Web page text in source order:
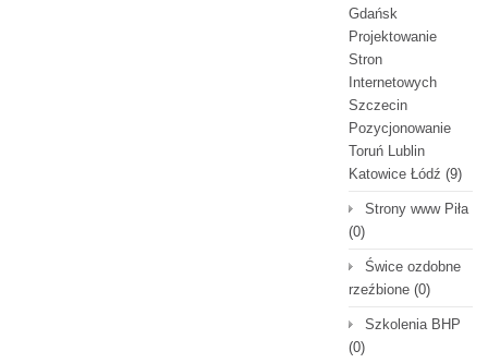
Gdańsk
Projektowanie
Stron
Internetowych
Szczecin
Pozycjonowanie
Toruń Lublin
Katowice Łódź (9)
Strony www Piła
(0)
Świce ozdobne
rzeźbione (0)
Szkolenia BHP
(0)